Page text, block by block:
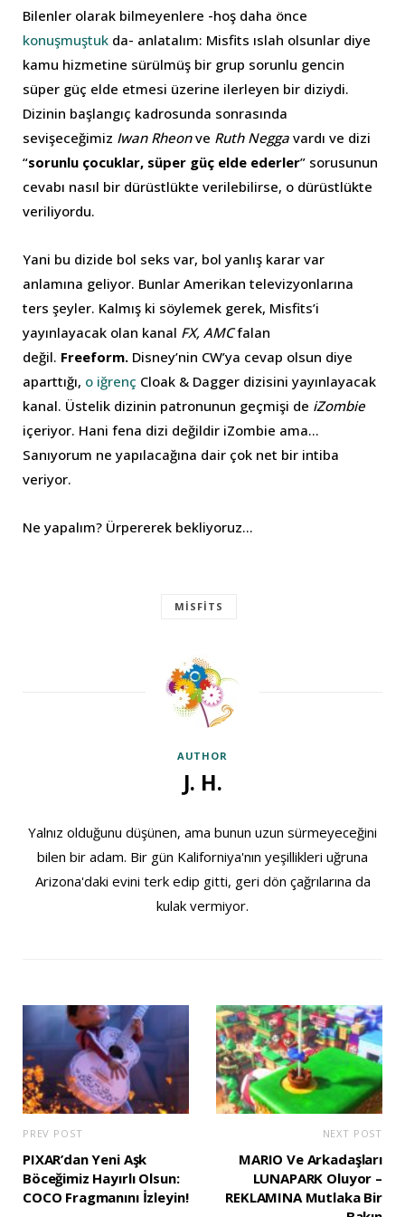
Bilenler olarak bilmeyenlere -hoş daha önce
konuşmuştuk da- anlatalım: Misfits ıslah olsunlar diye
kamu hizmetine sürülmüş bir grup sorunlu gencin
süper güç elde etmesi üzerine ilerleyen bir diziydi.
Dizinin başlangıç kadrosunda sonrasında
sevişeceğimiz Iwan Rheonve Ruth Negga vardı ve dizi
“sorunlu çocuklar, süper güç elde ederler” sorusunun
cevabı nasıl bir dürüstlükte verilebilirse, o dürüstlükte
veriliyordu.
Yani bu dizide bol seks var, bol yanlış karar var
anlamına geliyor. Bunlar Amerikan televizyonlarına
ters şeyler. Kalmış ki söylemek gerek, Misfits’i
yayınlayacak olan kanal FX, AMCfalan
değil. Freeform. Disney’nin CW’ya cevap olsun diye
aparttığı, o iğrenç Cloak & Dagger dizisini yayınlayacak
kanal. Üstelik dizinin patronunun geçmişi de iZombie
içeriyor. Hani fena dizi değildir iZombie ama…
Sanıyorum ne yapılacağına dair çok net bir intiba
veriyor.
Ne yapalım? Ürpererek bekliyoruz…
MISFITS
AUTHOR
J. H.
Yalnız olduğunu düşünen, ama bunun uzun sürmeyeceğini
bilen bir adam. Bir gün Kaliforniya'nın yeşillikleri uğruna
Arizona'daki evini terk edip gitti, geri dön çağrılarına da
kulak vermiyor.
PREV POST
PIXAR’dan Yeni Aşk
Böceğimiz Hayırlı Olsun:
COCO Fragmanını İzleyin!
NEXT POST
MARIO Ve Arkadaşları
LUNAPARK Oluyor –
REKLAMINA Mutlaka Bir